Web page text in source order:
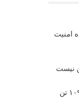
امنیت
نیست
رکوردشکنی در تولید بذر کلزا؛ برداشت ۱۰۹ تن